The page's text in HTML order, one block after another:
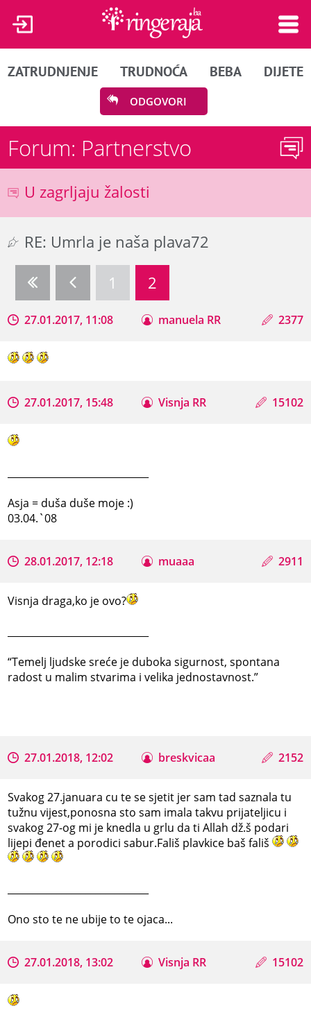
ZATRUDNJENJE TRUDNOĆA BEBA DIJETE
ODGOVORI
Forum: Partnerstvo
U zagrljaju žalosti
RE: Umrla je naša plava72
1
2
27.01.2017, 11:08 manuela RR 2377
27.01.2017, 15:48 Visnja RR 15102
Asja = duša duše moje :)
03.04.`08
28.01.2017, 12:18 muaaa 2911
Visnja draga,ko je ovo?
“Temelj ljudske sreće je duboka sigurnost, spontana
radost u malim stvarima i velika jednostavnost.”
27.01.2018, 12:02 breskvicaa 2152
Svakog 27.januara cu te se sjetit jer sam tad saznala tu
tužnu vijest,ponosna sto sam imala takvu prijateljicu i
svakog 27-og mi je knedla u grlu da ti Allah dž.š podari
lijepi đenet a porodici sabur.Fališ plavkice baš fališ
Ono sto te ne ubije to te ojaca...
27.01.2018, 13:02 Visnja RR 15102